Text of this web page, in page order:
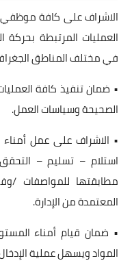
الاشراف على كافة
العمليات المرتبطة
في مختلف المناطق
• ضمان تنفيذ كافة
الصحيحة وسياسات العمل.
• الاشراف على عمل
استلام – تسليم –
مطابقتها للمواصفات /
المعتمدة من الإدارة.
• ضمان قيام أمناء
المواد ويسهل عملية